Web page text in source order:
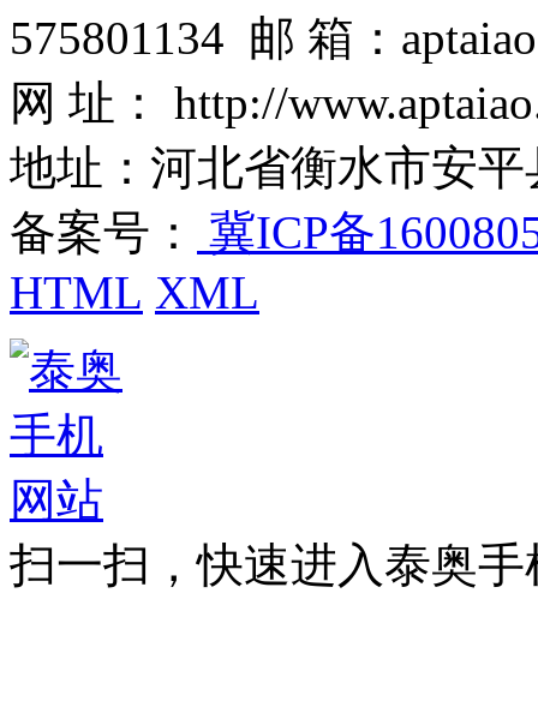
575801134 邮 箱：
网 址： http://
地址：河北省衡水市安
备案号：
冀ICP备
HTML XML
扫一扫，快速进入泰奥手